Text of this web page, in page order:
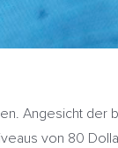
Angesicht der
von 80